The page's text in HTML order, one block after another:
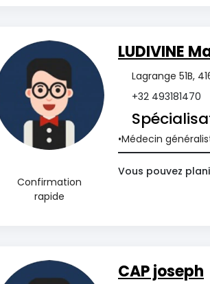
Confirmation
rapide
LUDIVINE
Lagrange 51B,
+32 493181470
Médecin
Vous pouvez
CAP joseph